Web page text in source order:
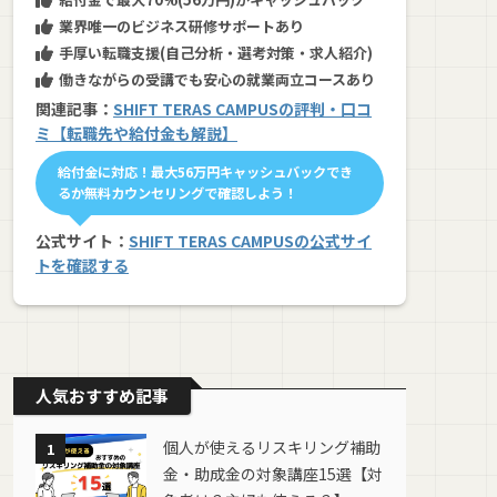
業界唯一のビジネス研修サポートあり
手厚い転職支援(自己分析・選考対策・求人紹介)
働きながらの受講でも安心の就業両立コースあり
関連記事： SHIFT TERAS CAMPUSの評判・口コ
ミ【転職先や給付金も解説】
給付金に対応！最大56万円キャッシュバックでき
るか無料カウンセリングで確認しよう！
公式サイト： SHIFT TERAS CAMPUSの公式サイ
トを確認する
人気おすすめ記事
1
個人が使えるリスキリング補助
金・助成金の対象講座15選【対